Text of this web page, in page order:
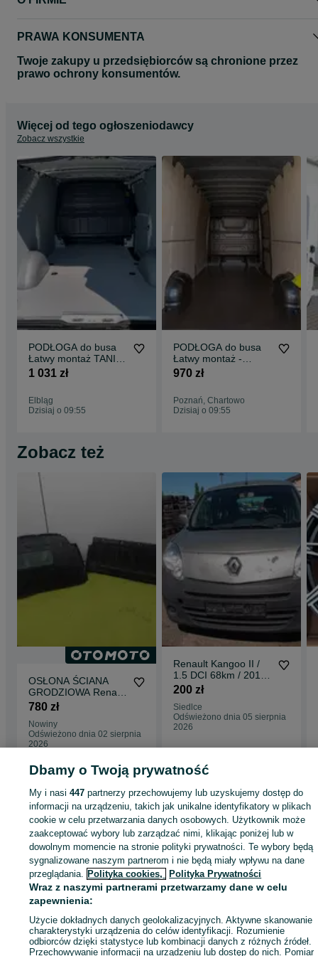
Zapraszamy na nasze pozostałe aukcje gdzie znajda Państwo
Pozdrawiamy
MEDIATRAILER
PRAWA KONSUMENTA
Twoje zakupy u przedsiębiorców są chronione przez
prawo ochrony konsumentów.
Więcej od tego ogłoszeniodawcy
Zobacz wszystkie
PODŁOGA do busa
Łatwy montaż TANIA
WYSYŁKA -
1 031 zł
Elbląg
Dzisiaj o 09:55
PODŁOGA do busa
Łatwy montaż -
SPRINTER wszystkie
970 zł
Poznań, Chartowo
Dzisiaj o 09:55
Zobacz też
OSŁONA ŚCIANA
GRODZIOWA Renault
Kangoo II 2008-2013
780 zł
Nowiny
Odświeżono dnia 02 sierpnia
2026
Renault Kangoo II /
1.5 DCI 68km / 2010r.
/ na części
200 zł
Siedlce
Odświeżono dnia 05 sierpnia
2026
Strona główna Motoryzacja Części samochodowe
Dostawcze i Ciężarowe
Dostawcze i Ciężarowe - Podkarpackie
Dostawcze i Ciężarowe -
KATEGORIA
ID:596720759 Wyświetlenia:
Zadzwoń / SMS Wyślij wiadomość
Dbamy o Twoją prywatność
My i nasi447 partnerzy przechowujemy lub uzyskujemy dostęp do
informacji na urządzeniu, takich jak unikalne identyfikatory w plikach
cookie w celu przetwarzania danych osobowych. Użytkownik może
zaakceptować wybory lub zarządzać nimi, klikając poniżej lub w
dowolnym momencie na stronie polityki prywatności. Te wybory będą
sygnalizowane naszym partnerom i nie będą miały wpływu na dane
przeglądania. Polityka cookies, Polityka Prywatności
Wraz z naszymi partnerami przetwarzamy dane w celu
zapewnienia:
Użycie dokładnych danych geolokalizacyjnych. Aktywne skanowanie
charakterystyki urządzenia do celów identyfikacji. Rozumienie
odbiorców dzięki statystyce lub kombinacji danych z różnych źródeł.
Przechowywanie informacji na urządzeniu lub dostęp do nich. Pomiar